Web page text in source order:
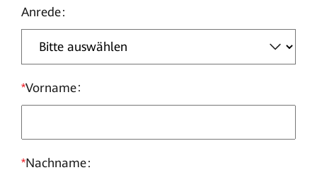
Anrede
*Vorname
*Nachname